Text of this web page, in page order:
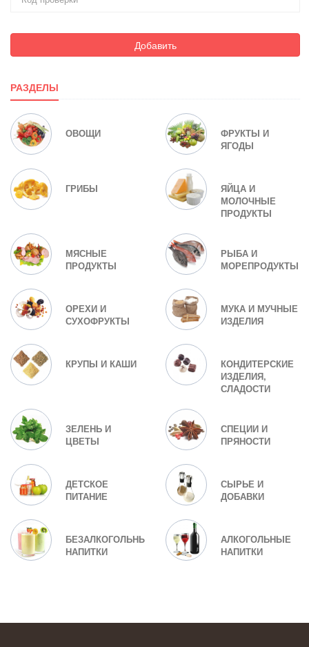
Добавить
РАЗДЕЛЫ
ОВОЩИ
ФРУКТЫ И
ЯГОДЫ
ГРИБЫ
ЯЙЦА И
МОЛОЧНЫЕ
ПРОДУКТЫ
МЯСНЫЕ
ПРОДУКТЫ
РЫБА И
МОРЕПРОДУКТЫ
ОРЕХИ И
СУХОФРУКТЫ
МУКА И МУЧНЫЕ
ИЗДЕЛИЯ
КРУПЫ И КАШИ
КОНДИТЕРСКИЕ
ИЗДЕЛИЯ,
СЛАДОСТИ
ЗЕЛЕНЬ И
ЦВЕТЫ
СПЕЦИИ И
ПРЯНОСТИ
ДЕТСКОЕ
ПИТАНИЕ
СЫРЬЕ И
ДОБАВКИ
БЕЗАЛКОГОЛЬНЫЕ
НАПИТКИ
АЛКОГОЛЬНЫЕ
НАПИТКИ